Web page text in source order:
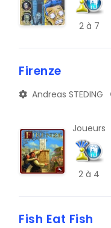
2à 7
Firenze
Andreas STEDING
Joueurs
2 à 4
Fish Eat Fish